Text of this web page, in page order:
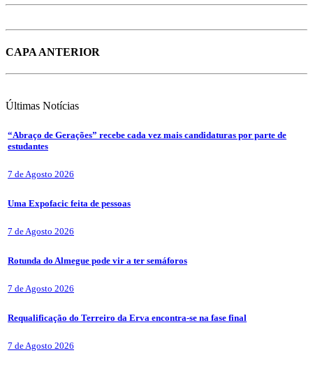
CAPA ANTERIOR
Últimas Notícias
“Abraço de Gerações” recebe cada vez mais candidaturas por parte de
estudantes
7 de Agosto 2026
Uma Expofacic feita de pessoas
7 de Agosto 2026
Rotunda do Almegue pode vir a ter semáforos
7 de Agosto 2026
Requalificação do Terreiro da Erva encontra-se na fase final
7 de Agosto 2026